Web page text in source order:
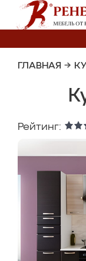
ГЛАВНАЯ →
Рейтинг: